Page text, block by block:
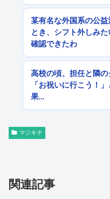
某有名な外国系の公
とき、シフト外しみ
確認できたわ
高校の頃、担任と隣の
「お祝いに行こう！
果...
マジキチ
関連記事